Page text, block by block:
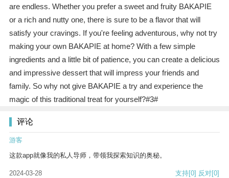
are endless. Whether you prefer a sweet and fruity BAKAPIE
or a rich and nutty one, there is sure to be a flavor that will
satisfy your cravings. If you're feeling adventurous, why not try
making your own BAKAPIE at home? With a few simple
ingredients and a little bit of patience, you can create a delicious
and impressive dessert that will impress your friends and
family. So why not give BAKAPIE a try and experience the
magic of this traditional treat for yourself?#3#
评论
游客
这款app就像我的私人导师，带领我探索知识的奥秘。
2024-03-28 支持[0] 反对[0]